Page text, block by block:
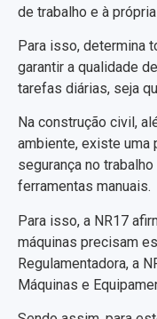
de trabalho e à
Para isso, determina
garantir a qualidade
tarefas diárias, seja
Na construção civil,
ambiente, existe uma
segurança no
ferramentas manuais.
Para isso, a NR17
máquinas precisam
Regulamentadora, a
Máquinas e